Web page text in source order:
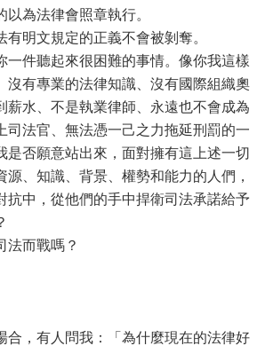
為法律會照章執行。
明文規定的正義不會被剝奪。
件聽起來很困難的事情。像你我這樣
沒有專業的法律知識、沒有國際組織奧
薪水、不是執業律師、永遠也不會成為
司法官、無法憑一己之力拖延刑罰的一
是否願意站出來，面對擁有這上述一切
源、知識、背景、權勢和能力的人們，
抗中，從他們的手中捍衛司法承諾給予
法而戰嗎？
，有人問我：「為什麼現在的法律好